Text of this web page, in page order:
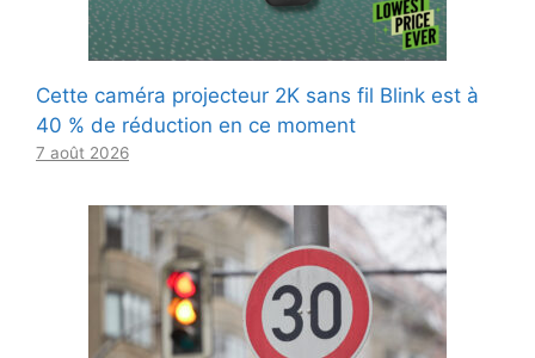
Cette caméra projecteur 2K sans fil Blink est à
40 % de réduction en ce moment
7 août 2026